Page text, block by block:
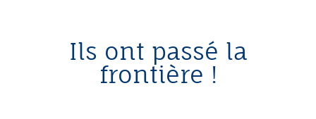
Ils ont passé la
frontière !